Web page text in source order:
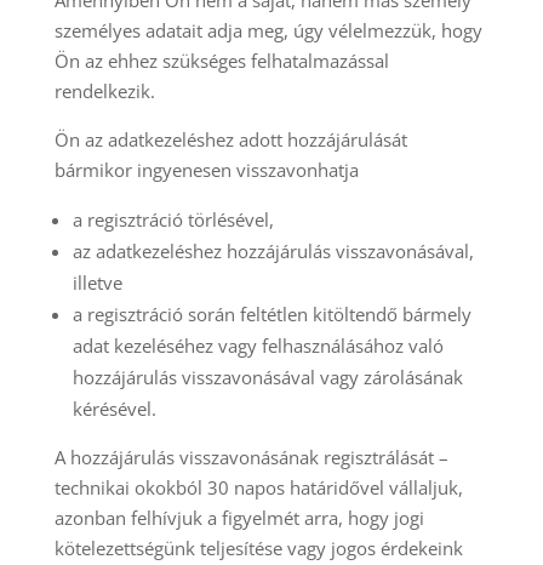
személyes adatait adja meg, úgy vélelmezzük, hogy
Ön az ehhez szükséges felhatalmazással
rendelkezik.
Ön az adatkezeléshez adott hozzájárulását
bármikor ingyenesen visszavonhatja
a regisztráció törlésével,
az adatkezeléshez hozzájárulás visszavonásával,
illetve
a regisztráció során feltétlen kitöltendő bármely
adat kezeléséhez vagy felhasználásához való
hozzájárulás visszavonásával vagy zárolásának
kérésével.
A hozzájárulás visszavonásának regisztrálását –
technikai okokból 30 napos határidővel vállaljuk,
azonban felhívjuk a figyelmét arra, hogy jogi
kötelezettségünk teljesítése vagy jogos érdekeink